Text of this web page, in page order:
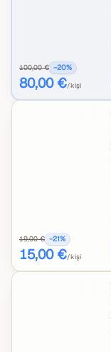
100,00 € −20%
80,00 €/kişi
19,00 € −21%
15,00 €/kişi